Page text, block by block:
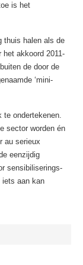
is het
thuis halen als de
akkoord 2011-
de door de
‘mini-
te ondertekenen.
sector worden én
au serieux
eenzijdig
sensibiliserings-
iets aan kan